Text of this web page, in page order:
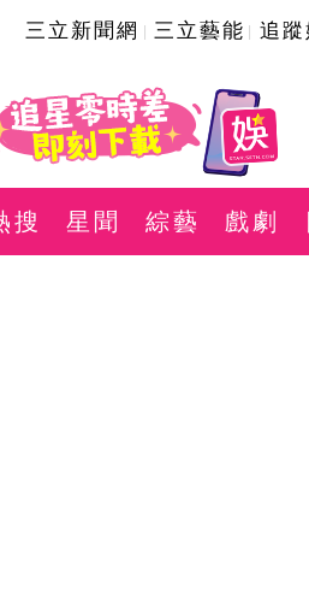
三立新聞網 三立藝能 追蹤
搜 星聞 綜藝 戲劇